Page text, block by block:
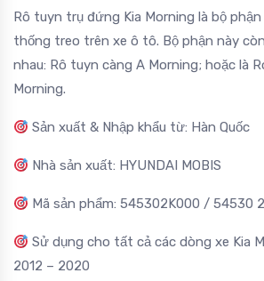
Rô tuyn trụ đứng Kia Morning là bộ
thống treo trên xe ô tô. Bộ phận này
nhau: Rô tuyn càng A Morning; hoặc là
Morning.
Sản xuất & Nhập khẩu từ: Hàn Quốc
Nhà sản xuất: HYUNDAI MOBIS
Mã sản phẩm: 545302K000 / 54530
Sử dụng cho tất cả các dòng xe Kia
2012 – 2020